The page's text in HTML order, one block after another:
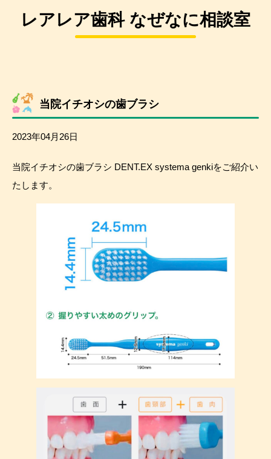
レアレア歯科 なぜなに相談室
当院イチオシの歯ブラシ
2023年04月26日
当院イチオシの歯ブラシ DENT.EX systema genkiをご紹介い
たします。